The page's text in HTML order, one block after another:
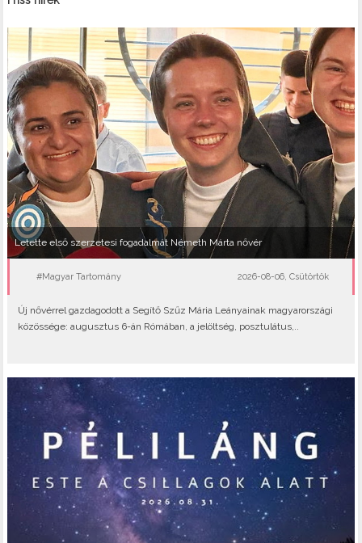
Letette első szerzetesi fogadalmát Németh Márta nővér
#Magyar Tartomány 2026-08-06, Csütörtök
Új nővérrel gazdagodott a Segítő Szűz Mária Leányainak magyarországi
közössége: augusztus 6-án Rómában, a jelöltség, posztulátus,..